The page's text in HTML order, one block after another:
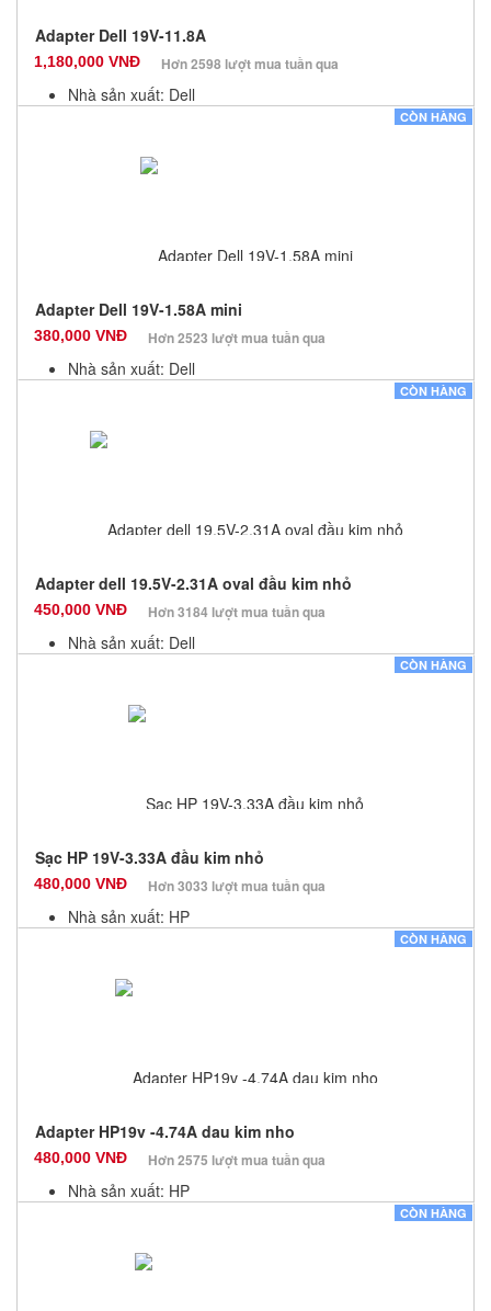
Adapter Dell 19V-11.8A
1,180,000 VNĐ Hơn 2598 lượt mua tuần qua
Nhà sản xuất: Dell
Số lượng: 5
CÒN HÀNG
Adapter Dell 19V-1.58A mini
380,000 VNĐ Hơn 2523 lượt mua tuần qua
Nhà sản xuất: Dell
Số lượng: 10
CÒN HÀNG
Adapter dell 19.5V-2.31A oval đầu kim nhỏ
450,000 VNĐ Hơn 3184 lượt mua tuần qua
Nhà sản xuất: Dell
Số lượng: 10
CÒN HÀNG
Sạc HP 19V-3.33A đầu kim nhỏ
480,000 VNĐ Hơn 3033 lượt mua tuần qua
Nhà sản xuất: HP
Số lượng: 100
CÒN HÀNG
Adapter HP19v -4.74A dau kim nho
480,000 VNĐ Hơn 2575 lượt mua tuần qua
Nhà sản xuất: HP
Số lượng: 10
CÒN HÀNG